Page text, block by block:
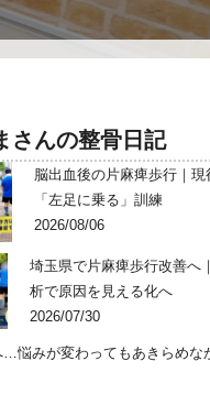
さんの整骨日記
脳出血後の片麻痺歩行｜
「左足に乗る」訓練
2026/08/06
埼玉県で片麻痺歩行改善へ
析で原因を見える化へ
2026/07/30
…悩みが変わってもあきらめな